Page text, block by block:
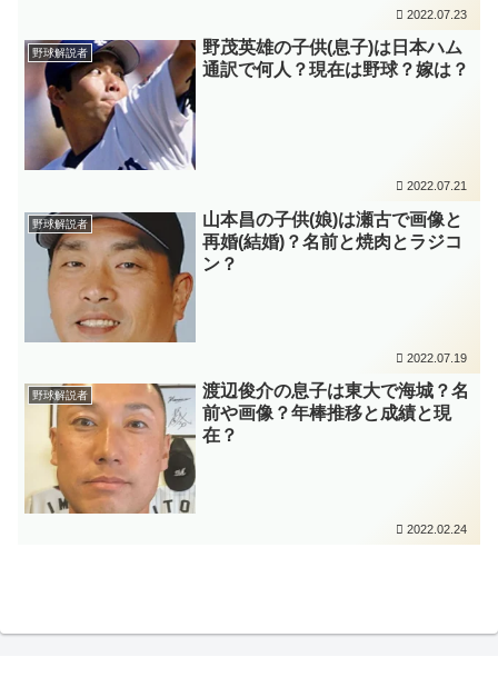
2022.07.23
野球解説者
野茂英雄の子供(息子)は日本ハム
通訳で何人？現在は野球？嫁は？
2022.07.21
野球解説者
山本昌の子供(娘)は瀬古で画像と
再婚(結婚)？名前と焼肉とラジコ
ン？
2022.07.19
野球解説者
渡辺俊介の息子は東大で海城？名
前や画像？年棒推移と成績と現
在？
2022.02.24